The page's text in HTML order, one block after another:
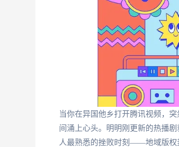
当你在异国他乡打开腾讯视频，
间涌上心头。明明刚更新的热播
人最熟悉的挫败时刻——地域版权